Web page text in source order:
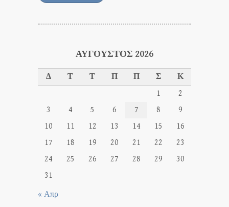
ΑΎΓΟΥΣΤΟΣ 2026
Δ Τ Τ Π Π Σ
Κ
1
2
3
4 5 6 7 8
9
10
11 12 13 14 15
16
17
18 19 20 21 22
23
24
25 26 27 28 29
30
31
« Απρ